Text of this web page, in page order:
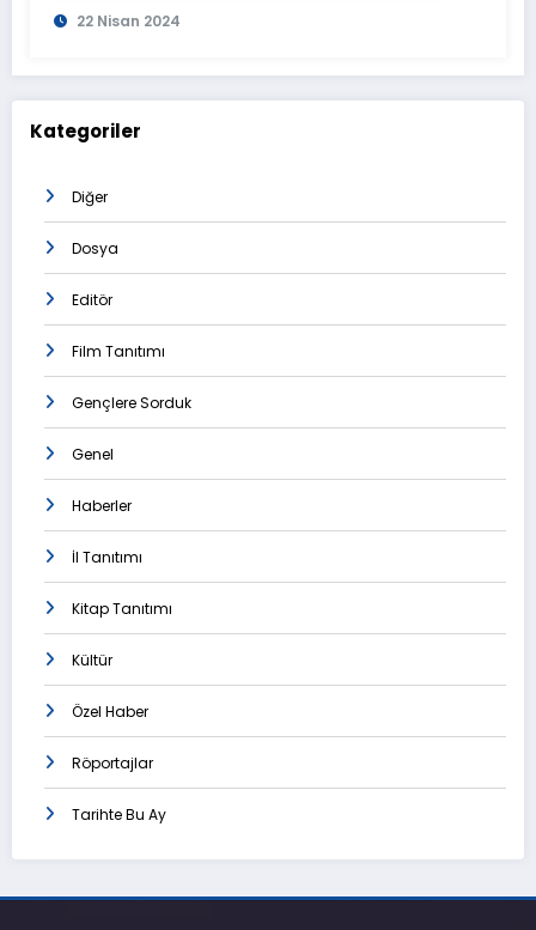
22 Nisan 2024
Kategoriler
Diğer
Dosya
Editör
Film Tanıtımı
Gençlere Sorduk
Genel
Haberler
İl Tanıtımı
Kitap Tanıtımı
Kültür
Özel Haber
Röportajlar
Tarihte Bu Ay